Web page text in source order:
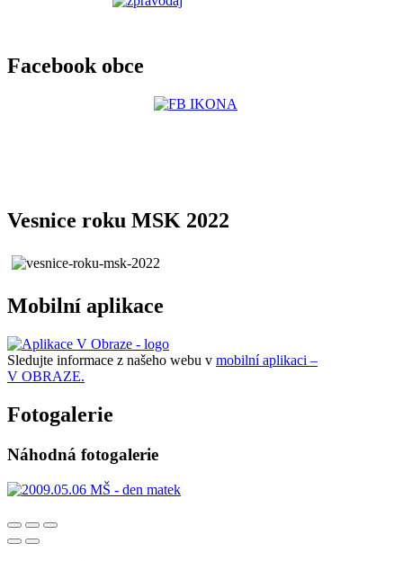
Facebook obce
Vesnice roku MSK 2022
Mobilní aplikace
Sledujte informace z našeho webu v mobilní aplikaci –
V OBRAZE.
Fotogalerie
Náhodná fotogalerie